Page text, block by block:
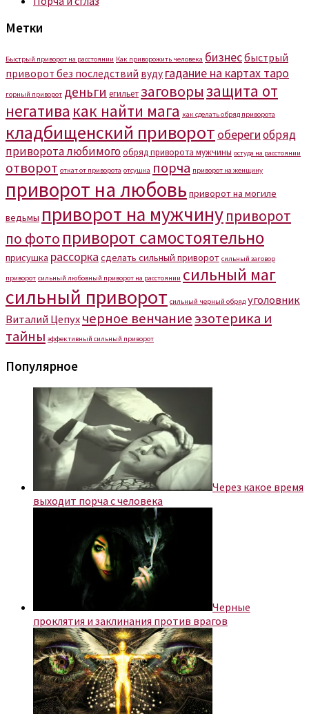
Метки
Быстрый приворот на расстоянии Как приворожить человека бизнесбыстрый
приворот без последствий вуду гадание на картах таро
горный приворот деньги егильетзаговорызащита от
негатива как найти мага как сделать обряд приворота
кладбищенский приворот оберегиобряд
приворота любимогообряд приворота мужчины остуда на расстоянии
отворот откат от приворота отсушка порча приворот на женщину
приворот на любовь приворот на могиле
ведьмы приворот на мужчинуприворот
по фото приворот самостоятельно
присушка рассорка сделать сильный приворот сильный заговор
приворот сильный любовный приворот на расстоянии сильный маг
сильный приворот сильный черный обряд уголовник
Виталий Цепух черное венчаниеэзотерика и
тайны эффективный сильный приворот
Популярное
Через какое время
выходит порча с человека
Черные
проклятия и заклинания против врагов